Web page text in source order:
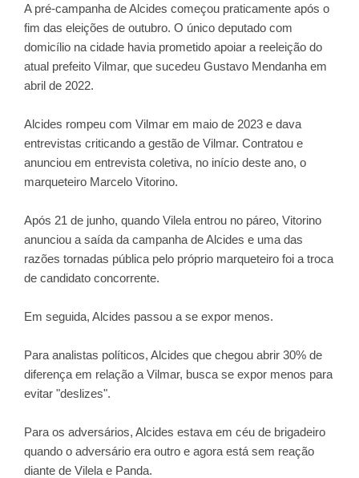
A pré-campanha de Alcides começou praticamente após o
fim das eleições de outubro. O único deputado com
domicílio na cidade havia prometido apoiar a reeleição do
atual prefeito Vilmar, que sucedeu Gustavo Mendanha em
abril de 2022.
Alcides rompeu com Vilmar em maio de 2023 e dava
entrevistas criticando a gestão de Vilmar. Contratou e
anunciou em entrevista coletiva, no início deste ano, o
marqueteiro Marcelo Vitorino.
Após 21 de junho, quando Vilela entrou no páreo, Vitorino
anunciou a saída da campanha de Alcides e uma das
razões tornadas pública pelo próprio marqueteiro foi a troca
de candidato concorrente.
Em seguida, Alcides passou a se expor menos.
Para analistas políticos, Alcides que chegou abrir 30% de
diferença em relação a Vilmar, busca se expor menos para
evitar "deslizes".
Para os adversários, Alcides estava em céu de brigadeiro
quando o adversário era outro e agora está sem reação
diante de Vilela e Panda.